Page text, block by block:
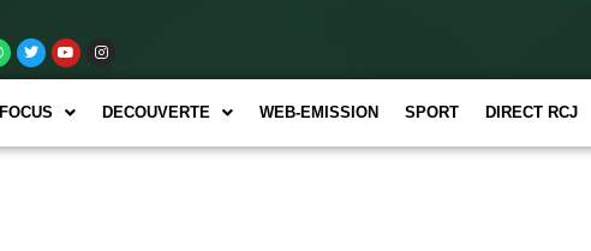
FOCUS DECOUVERTE WEB-EMISSION SPORT DIRECT RCJ